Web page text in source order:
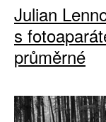
Julian
s
průměrné